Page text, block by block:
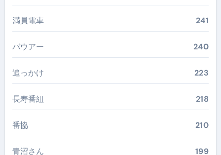
満員電車 241
バウアー 240
追っかけ 223
長寿番組 218
番協 210
青沼さん 199